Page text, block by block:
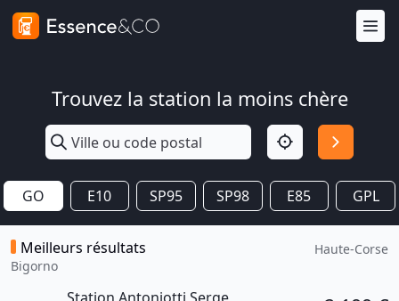
Trouvez la station la moins chère
GO E10 SP95 SP98 E85 GPL
Meilleurs résultats
Bigorno
Haute-Corse